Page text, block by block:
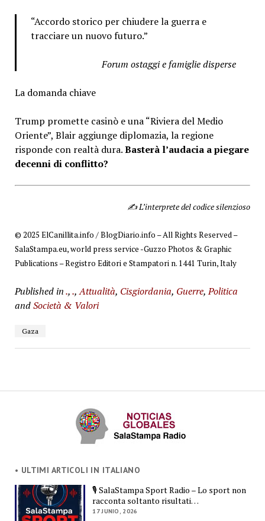
• ULTIMI ARTICOLI IN ITALIANO
🎙️ SalaStampa Sport Radio – Lo sport non
racconta soltanto risultati…
17 JUNIO, 2026
“Accordo storico per chiudere la guerra e
tracciare un nuovo futuro.”
Forum ostaggi e famiglie disperse
La domanda chiave
Trump promette casinò e una “Riviera del Medio
Oriente”, Blair aggiunge diplomazia, la regione
risponde con realtà dura.Basterà l’audacia a piegare
decenni di conflitto?
✍️ L’interprete del codice silenzioso
© 2025 ElCanillita.info / BlogDiario.info – All Rights Reserved –
SalaStampa.eu, world press service -Guzzo Photos & Graphic
Publications – Registro Editori e Stampatori n. 1441 Turin, Italy
Published in.,.,Attualità, Cisgiordania, Guerre,Politica
andSocietà & Valori
Gaza